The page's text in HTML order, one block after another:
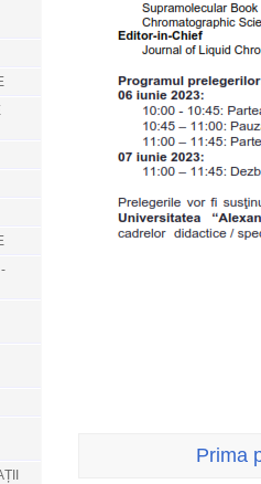
Prima